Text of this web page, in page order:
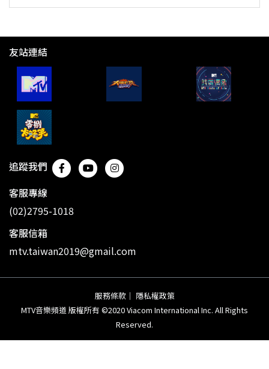
友站連結
追蹤我們
客服專線
(02)2795-1018
客服信箱
mtv.taiwan2019@gmail.com
服務條款 ｜ 隱私權政策
MTV音樂頻道 版權所有 ©2020 Viacom International Inc. All Rights
Reserved.